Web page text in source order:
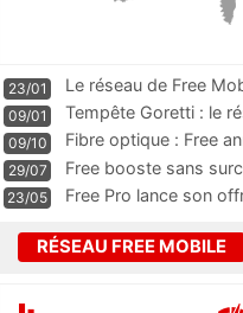
23/01
Le réseau de Free
m
09/01
Tempête Goretti : le
09/10
Fibre optique : Free
pass
29/07
Free booste sans
23/05 Free Pro lance son
RÉSEAU FREE MOBILE